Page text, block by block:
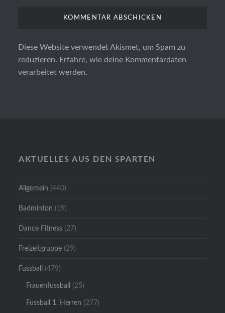
Diese Website verwendet Akismet, um Spam zu
reduzieren. Erfahre, wie deine Kommentardaten
verarbeitet werden.
AKTUELLES AUS DEN SPARTEN
Allgemein (440)
Badminton (19)
Dance Fitness (27)
Freizeitgruppe (29)
Fussball (479)
Frauenfussball (25)
Fussball 1. Herren (277)